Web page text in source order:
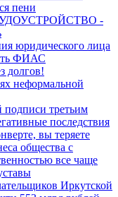
пени
-
юридического лица
ФИАС
долгов!
неформальной
подписи третьим
последствия
вы теряете
общества с
все чаще
Иркутской